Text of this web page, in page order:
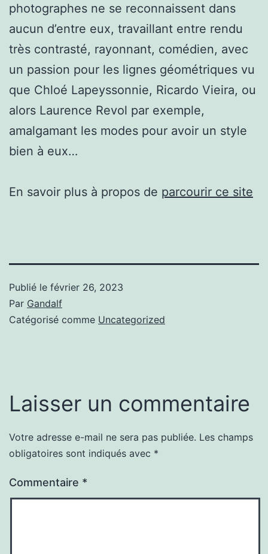
photographes ne se reconnaissent dans
aucun d’entre eux, travaillant entre rendu
très contrasté, rayonnant, comédien, avec
un passion pour les lignes géométriques vu
que Chloé Lapeyssonnie, Ricardo Vieira, ou
alors Laurence Revol par exemple,
amalgamant les modes pour avoir un style
bien à eux…
En savoir plus à propos de parcourir ce site
Publié le février 26, 2023
Par Gandalf
Catégorisé comme Uncategorized
Laisser un commentaire
Votre adresse e-mail ne sera pas publiée. Les champs
obligatoires sont indiqués avec *
Commentaire *